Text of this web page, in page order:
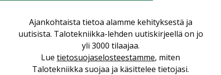
Sähköistäminen säästää euroja
KOLUMNI
Yli miljoona kotia on vailla toimivaa
ilmanvaihtoa
Ajankohtaista tietoa alamme kehityksestä ja
uutisista. Talotekniikka-lehden uutiskirjeellä on jo
yli 3000 tilaajaa.
Lue tietosuojaselosteestamme, miten
Talotekniikka suojaa ja käsittelee tietojasi.